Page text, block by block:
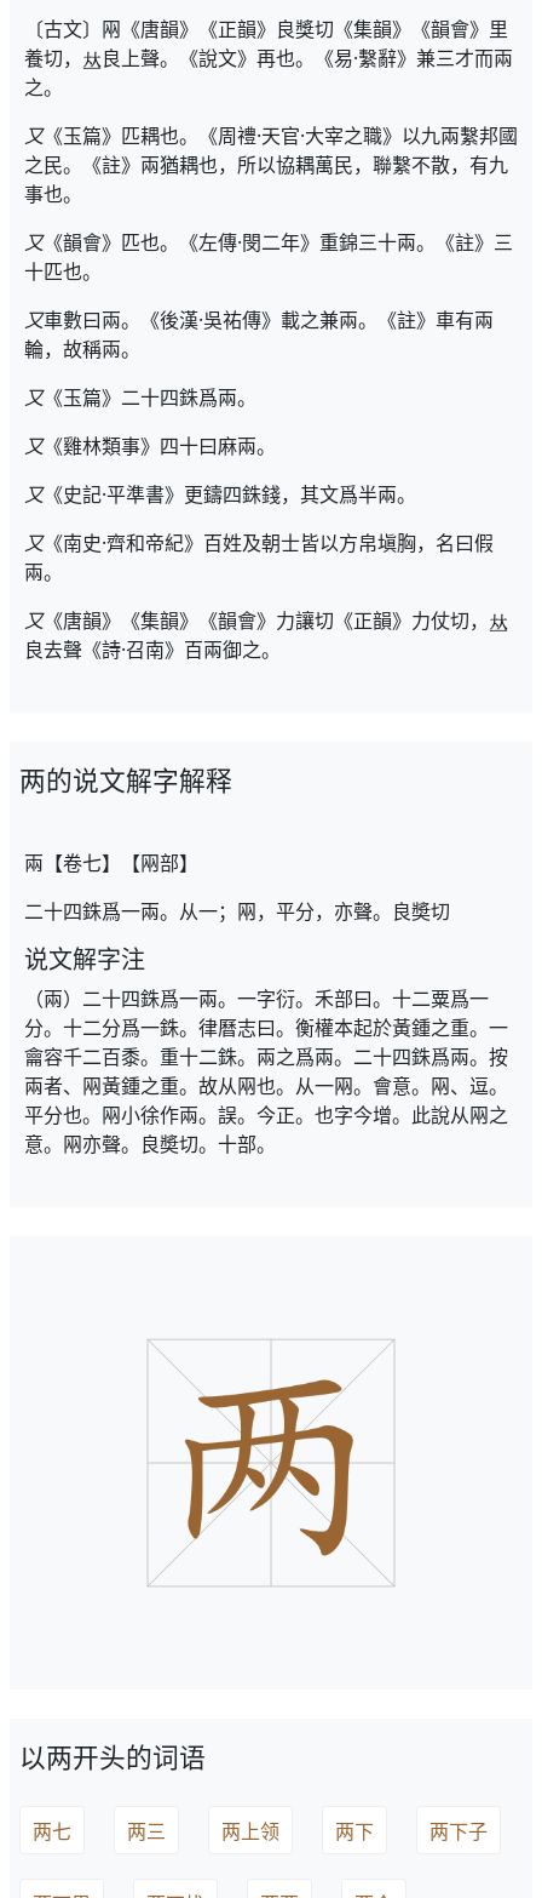
〔古文〕㒳《唐韻》《正韻》良獎切《集韻》《韻會》里
養切，
良上聲。《說文》再也。《易·繫辭》兼三才而兩
之。
又《玉篇》匹耦也。《周禮·天官·大宰之職》以九兩繫邦國
之民。《註》兩猶耦也，所以協耦萬民，聯繫不散，有九
事也。
又《韻會》匹也。《左傳·閔二年》重錦三十兩。《註》三
十匹也。
又車數曰兩。《後漢·吳祐傳》載之兼兩。《註》車有兩
輪，故稱兩。
又《玉篇》二十四銖爲兩。
又《雞林類事》四十曰麻兩。
又《史記·平準書》更鑄四銖錢，其文爲半兩。
又《南史·齊和帝紀》百姓及朝士皆以方帛塡胸，名曰假
兩。
又《唐韻》《集韻》《韻會》力讓切《正韻》力仗切，
良去聲《詩·召南》百兩御之。
两的说文解字解释
兩【卷七】【㒳部】
二十四銖爲一兩。从一；㒳，平分，亦聲。良奬切
说文解字注
（兩）二十四銖爲一兩。一字衍。禾部曰。十二粟爲一
分。十二分爲一銖。律曆志曰。衡權本起於黃鍾之重。一
龠容千二百黍。重十二銖。兩之爲兩。二十四銖爲兩。按
兩者、㒳黃鍾之重。故从㒳也。从一㒳。會意。㒳、逗。
平分也。㒳小徐作兩。誤。今正。也字今增。此說从㒳之
意。㒳亦聲。良奬切。十部。
以两开头的词语
两七 两三 两上领 两下 两下子